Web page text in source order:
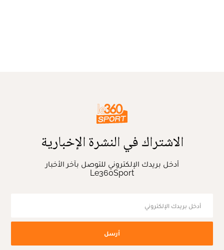
الاشتراك في النشرة الإخبارية
أدخل بريدك الإلكتروني للتوصل بآخر الأخبار
Le360Sport
أرسل